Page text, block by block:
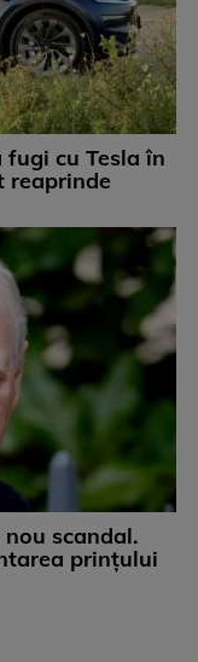
fugi cu Tesla în
reaprinde
scandal.
prințului